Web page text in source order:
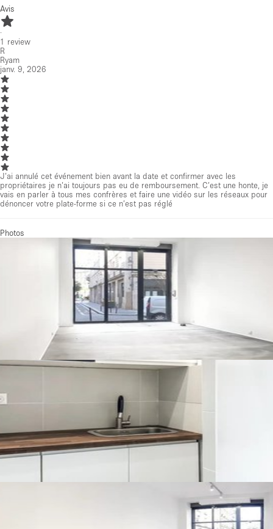
Avis
·
1 review
R
Ryam
janv. 9, 2026
J’ai annulé cet événement bien avant la date et confirmer avec les
propriétaires je n’ai toujours pas eu de remboursement. C’est une honte, je
vais en parler à tous mes confrères et faire une vidéo sur les réseaux pour
dénoncer votre plate-forme si ce n’est pas réglé
Photos